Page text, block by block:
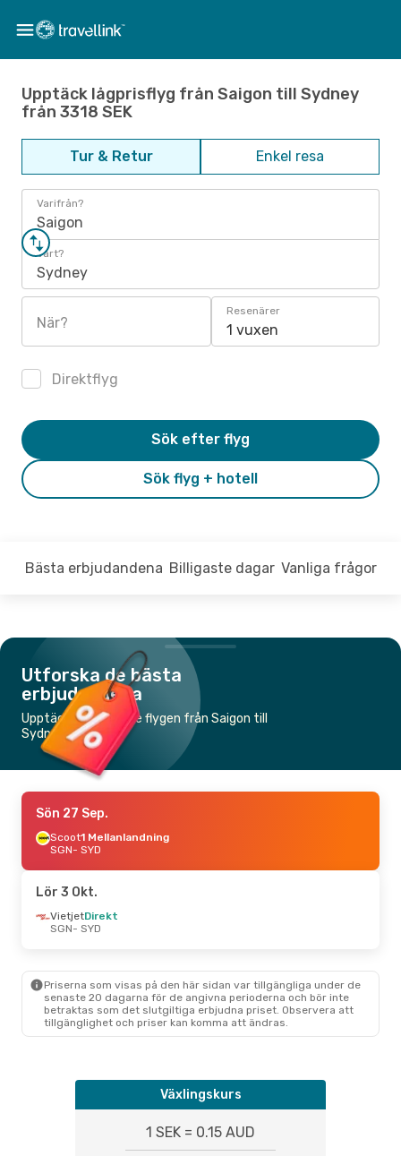
Upptäck lågprisflyg från Saigon till Sydney
från 3318 SEK
Tur & Retur Enkel resa
Varifrån?
Saigon
Vart?
Sydney
När?
Resenärer
1 vuxen
Direktflyg
Sök flyg + hotell
Sök efter flyg
Bästa erbjudandena Billigaste dagar Vanliga frågor
Utforska de bästa
erbjudandena
Upptäck de billigaste flygen från Saigon till
Sydney
Sön 27 Sep.
Scoot1 Mellanlandning
SGN- SYD
Lör 3 Okt.
VietjetDirekt
SGN- SYD
Priserna som visas på den här sidan var tillgängliga under de
senaste 20 dagarna för de angivna perioderna och bör inte
betraktas som det slutgiltiga erbjudna priset. Observera att
tillgänglighet och priser kan komma att ändras.
Växlingskurs
1 SEK = 0.15 AUD